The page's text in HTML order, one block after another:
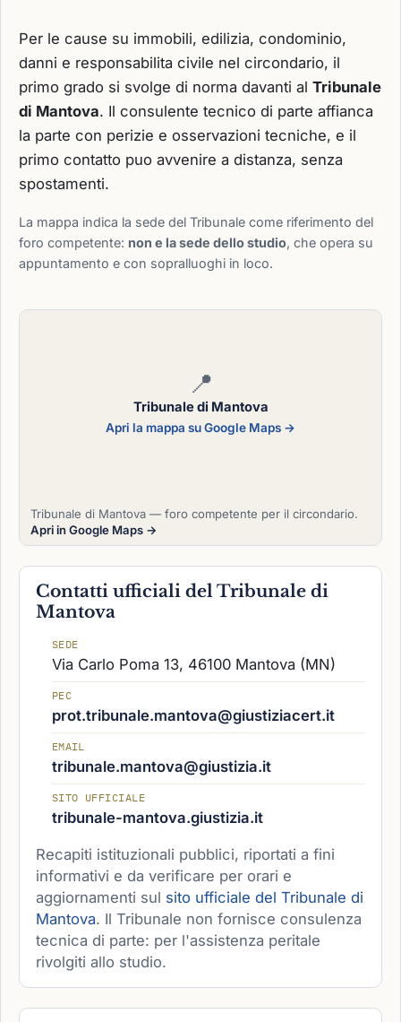
Per le cause su immobili, edilizia, condominio,
danni e responsabilita civile nel circondario, il
primo grado si svolge di norma davanti al Tribunale
di Mantova. Il consulente tecnico di parte affianca
la parte con perizie e osservazioni tecniche, e il
primo contatto puo avvenire a distanza, senza
spostamenti.
La mappa indica la sede del Tribunale come riferimento del
foro competente: non e la sede dello studio, che opera su
appuntamento e con sopralluoghi in loco.
📍
Tribunale di Mantova
Apri la mappa su Google Maps →
Tribunale di Mantova — foro competente per il circondario.
Apri in Google Maps →
Contatti ufficiali del Tribunale di
Mantova
SEDE
Via Carlo Poma 13, 46100 Mantova (MN)
PEC
prot.tribunale.mantova@giustiziacert.it
EMAIL
tribunale.mantova@giustizia.it
SITO UFFICIALE
tribunale-mantova.giustizia.it
Recapiti istituzionali pubblici, riportati a fini
informativi e da verificare per orari e
aggiornamenti sul sito ufficiale del Tribunale di
Mantova. Il Tribunale non fornisce consulenza
tecnica di parte: per l'assistenza peritale
rivolgiti allo studio.